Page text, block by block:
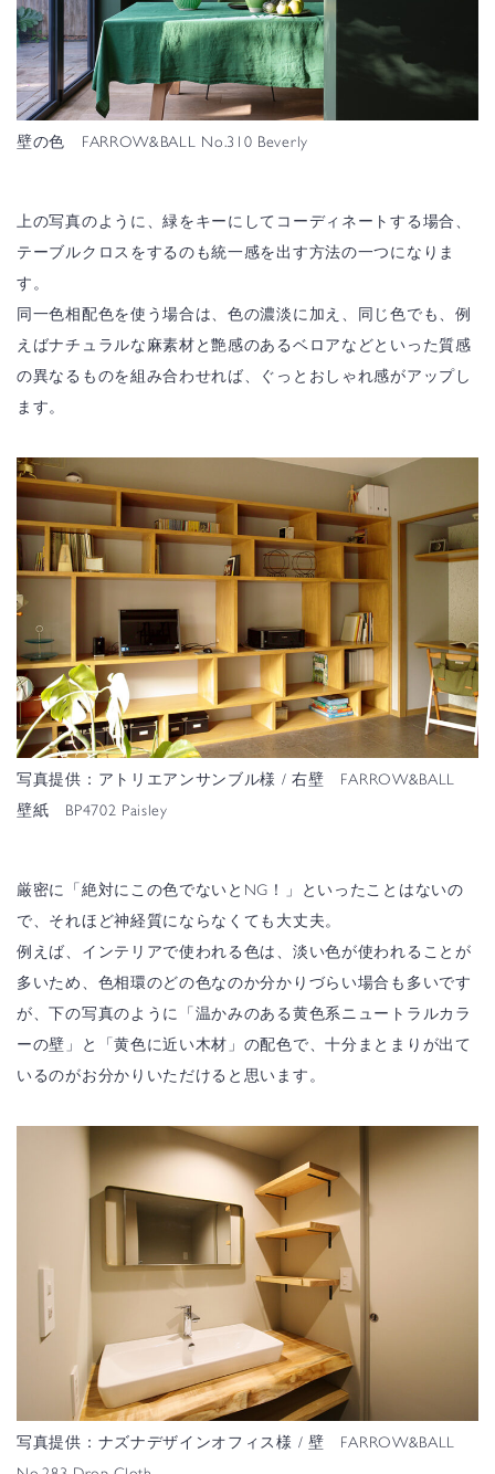
壁の色 FARROW&BALL No.310 Beverly
上の写真のように、緑をキーにしてコーディネートする場合、
テーブルクロスをするのも統一感を出す方法の一つになりま
す。
同一色相配色を使う場合は、色の濃淡に加え、同じ色でも、例
えばナチュラルな麻素材と艶感のあるベロアなどといった質感
の異なるものを組み合わせれば、ぐっとおしゃれ感がアップし
ます。
写真提供： アトリエアンサンブル様 / 右壁 FARROW&BALL
壁紙 BP4702 Paisley
厳密に「絶対にこの色でないとNG！」といったことはないの
で、それほど神経質にならなくても大丈夫。
例えば、インテリアで使われる色は、淡い色が使われることが
多いため、色相環のどの色なのか分かりづらい場合も多いです
が、下の写真のように「温かみのある黄色系ニュートラルカラ
ーの壁」と「黄色に近い木材」の配色で、十分まとまりが出て
いるのがお分かりいただけると思います。
写真提供： ナズナデザインオフィス様 / 壁 FARROW&BALL